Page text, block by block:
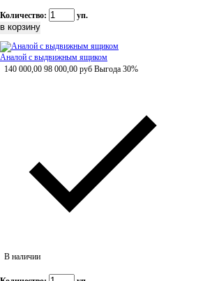
Количество: уп.
Аналой с выдвижным ящиком
140 000,00 98 000,00 руб Выгода 30%
В наличии